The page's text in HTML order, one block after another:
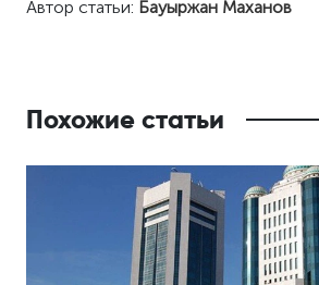
Автор статьи: Бауыржан Маханов
Похожие статьи